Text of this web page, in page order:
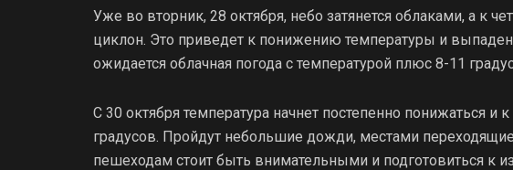
Уже во вторник, 28 октября, небо затянется облаками, а к
циклон. Это приведет к понижению температуры и
ожидается облачная погода с температурой плюс 8-11
С 30 октября температура начнет постепенно понижаться
градусов. Пройдут небольшие дожди, местами
пешеходам стоит быть внимательными и подготовиться к